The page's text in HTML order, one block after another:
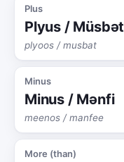
Plus
Plyus / Müsbət
plyoos / musbat
Minus
Minus / Mənfi
meenos / manfee
More (than)